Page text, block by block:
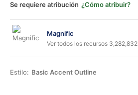
Se requiere atribución ¿Cómo atribuir?
Magnific
Ver todos los recursos 3,282,832
Estilo: Basic Accent Outline